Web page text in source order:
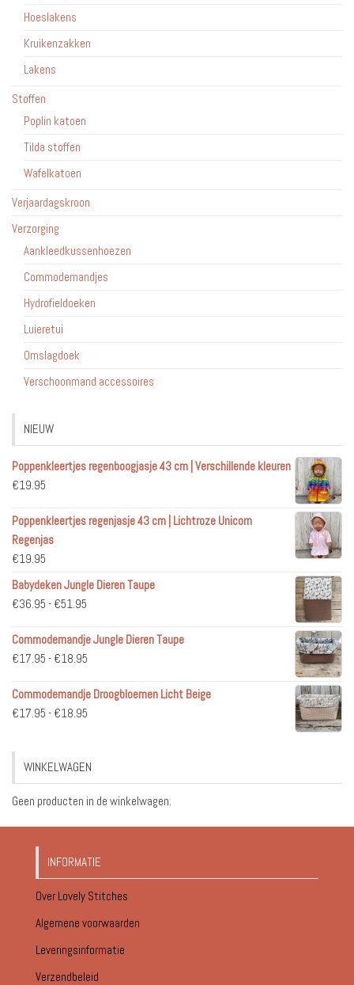
Hoeslakens
Kruikenzakken
Lakens
Stoffen
Poplin katoen
Tilda stoffen
Wafelkatoen
Verjaardagskroon
Verzorging
Aankleedkussenhoezen
Commodemandjes
Hydrofieldoeken
Luieretui
Omslagdoek
Verschoonmand accessoires
NIEUW
Poppenkleertjes regenboogjasje 43 cm | Verschillende kleuren
€19.95
Poppenkleertjes regenjasje 43 cm | Lichtroze Unicorn
Regenjas
€19.95
Babydeken Jungle Dieren Taupe
€36.95 - €51.95
tot
€51.95
Commodemandje Jungle Dieren Taupe
€17.95 - €18.95
tot
Commodemandje Droogbloemen Licht Beige
€17.95 - €18.95
€18.95
WINKELWAGEN
Geen producten in de winkelwagen.
INFORMATIE
Over Lovely Stitches
Algemene voorwaarden
Leveringsinformatie
Verzendbeleid